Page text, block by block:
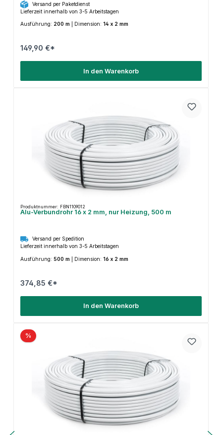
Versand per Paketdienst
Lieferzeit innerhalb von 3-5 Arbeitstagen
Ausführung: 200 m Dimension: 14 x 2 mm
149,90 €*
In den Warenkorb
Produktnummer: FBN1109012
Alu-Verbundrohr 16 x 2 mm, nur Heizung, 500 m
Versand per Spedition
Lieferzeit innerhalb von 3-5 Arbeitstagen
Ausführung: 500 m Dimension: 16 x 2 mm
374,85 €*
In den Warenkorb
%